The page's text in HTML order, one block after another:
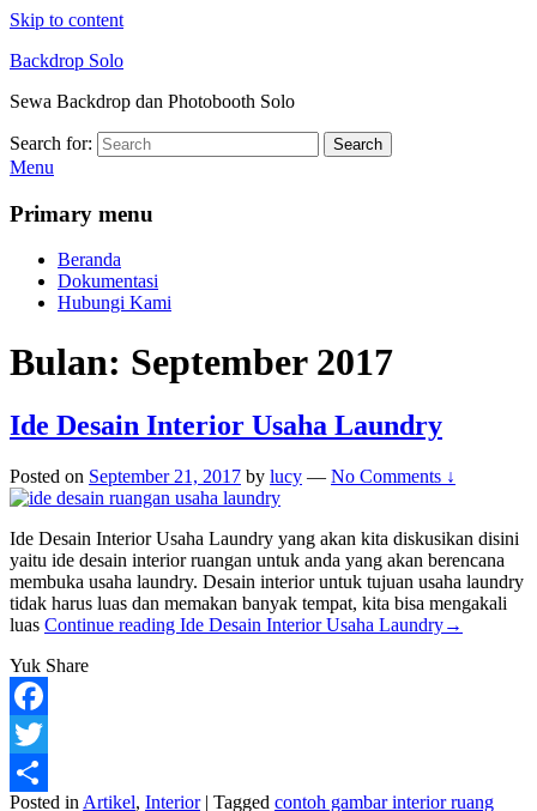
Skip to content
Backdrop Solo
Sewa Backdrop dan Photobooth Solo
Search for: Search
Menu
Primary menu
Beranda
Dokumentasi
Hubungi Kami
Bulan: September 2017
Ide Desain Interior Usaha Laundry
Posted on September 21, 2017 by lucy — No Comments ↓
Ide Desain Interior Usaha Laundry yang akan kita diskusikan disini
yaitu ide desain interior ruangan untuk anda yang akan berencana
membuka usaha laundry. Desain interior untuk tujuan usaha laundry
tidak harus luas dan memakan banyak tempat, kita bisa mengakali
luas Continue reading Ide Desain Interior Usaha Laundry→
Yuk Share
Facebook
Twitter
Posted in Artikel, Interior | Tagged contoh gambar interior ruang